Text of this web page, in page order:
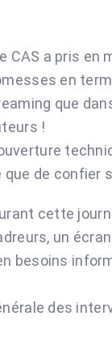
CAS a pris
en
que
!
de confier
cette
un
des